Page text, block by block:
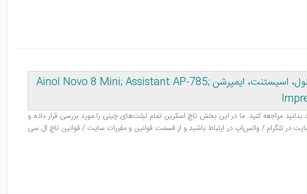
قیمت، خرید، فروش، مشخصات، بررسی تاچ اسکرین تبلت چینی 7,85 اینچ 40 پین اینول، اسیستنت، ایمپرشن Ainol Novo 8 Mini; Assistant AP-785;
مراجعه کنید. ما در این بخش تاچ اسکرین تمام تبلت‌های چینی را مورد بررسی قرار داده و
در تلگرام / واتس‌اپ در ارتباط باشید و از قسمت قوانین و مقررات سایت / قوانین تاچ ال‌ سی‌